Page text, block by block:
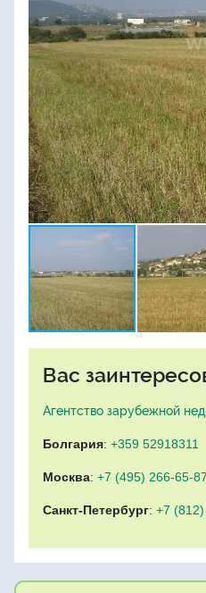
Вас
Агентство зарубежной
Болгария: +359 52918311
Москва: +7 (495) 266-65-87
Санкт-Петербург: +7